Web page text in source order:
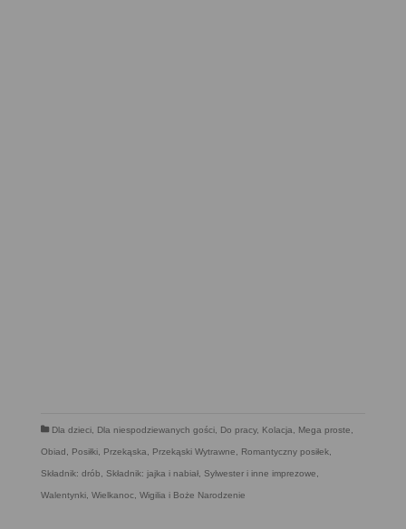
Dla dzieci, Dla niespodziewanych gości, Do pracy, Kolacja, Mega proste,
Obiad, Posiłki, Przekąska, Przekąski Wytrawne, Romantyczny posiłek,
Składnik: drób, Składnik: jajka i nabiał, Sylwester i inne imprezowe,
Walentynki, Wielkanoc, Wigilia i Boże Narodzenie